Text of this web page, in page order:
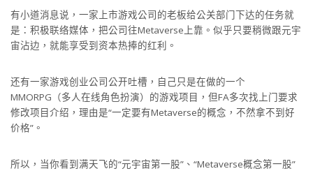
有小道消息说，一家上市游戏公司的老板给公关部门下达的任务就
是：积极联络媒体，把公司往Metaverse上靠。似乎只要稍微跟元宇
宙沾边，就能享受到资本热捧的红利。
还有一家游戏创业公司公开吐槽，自己只是在做的一个
MMORPG（多人在线角色扮演）的游戏项目，但FA多次找上门要求
修改项目介绍，理由是“一定要有Metaverse的概念，不然拿不到好
价格”。
所以，当你看到满天飞的“元宇宙第一股”、“Metaverse概念第一股”